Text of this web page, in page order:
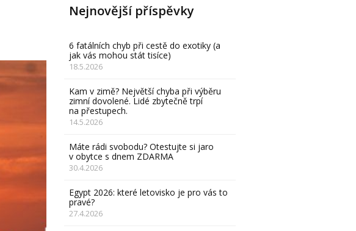
Nejnovější příspěvky
6 fatálních chyb při cestě do exotiky (a
jak vás mohou stát tisíce)
18.5.2026
Kam v zimě? Největší chyba při výběru
zimní dovolené. Lidé zbytečně trpí
na přestupech.
14.5.2026
Máte rádi svobodu? Otestujte si jaro
v obytce s dnem ZDARMA
30.4.2026
Egypt 2026: které letovisko je pro vás to
pravé?
27.4.2026